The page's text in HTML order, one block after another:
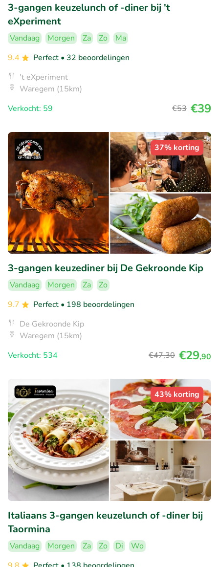
3-gangen keuzelunch of -diner bij 't
eXperiment
Vandaag Morgen Za Zo
Ma
9.4
Perfect • 32 beoordelingen
't eXperiment
Waregem (15km)
Verkocht: 59
€53 €39
37% korting
3-gangen keuzediner bij De Gekroonde Kip
Vandaag Morgen Za
Zo
9.7
Perfect • 198 beoordelingen
De Gekroonde Kip
Waregem (15km)
Verkocht: 534
€47,30 €29,90
43% korting
Italiaans 3-gangen keuzelunch of -diner bij
Taormina
Vandaag Morgen Za Zo Di
Wo